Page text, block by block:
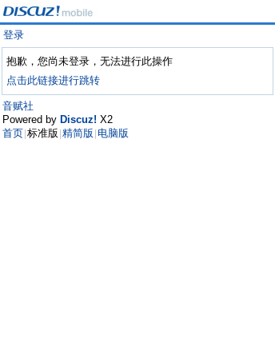
登录
抱歉，您尚未登录，无法进行此操作
点击此链接进行跳转
音赋社
Powered by Discuz! X2
首页 标准版 精简版 电脑版